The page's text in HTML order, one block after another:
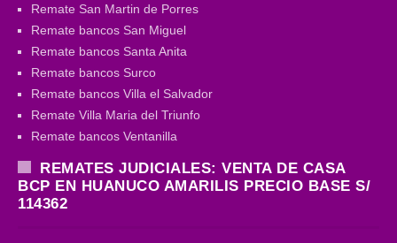
Remate San Martin de Porres
Remate bancos San Miguel
Remate bancos Santa Anita
Remate bancos Surco
Remate bancos Villa el Salvador
Remate Villa Maria del Triunfo
Remate bancos Ventanilla
REMATES JUDICIALES: VENTA DE CASA
BCP EN HUANUCO AMARILIS PRECIO BASE S/
114362